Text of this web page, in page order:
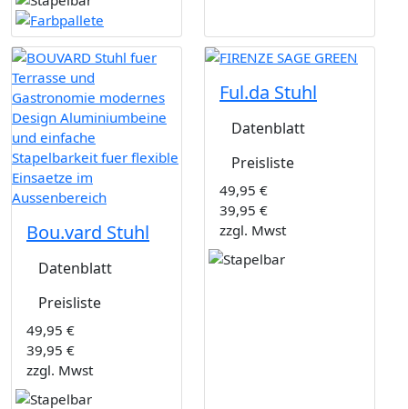
Bou.vard Stuhl
Datenblatt
Preisliste
49,95 €
39,95 €
zzgl. Mwst
Ful.da Stuhl
Datenblatt
Preisliste
49,95 €
39,95 €
zzgl. Mwst